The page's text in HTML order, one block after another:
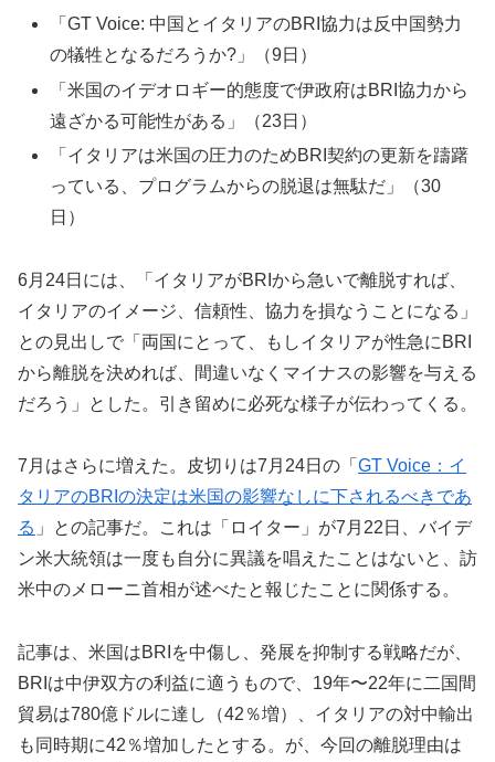
「GT Voice: 中国とイタリアのBRI協力は反中国勢力
の犠牲となるだろうか?」（9日）
「米国のイデオロギー的態度で伊政府はBRI協力から
遠ざかる可能性がある」（23日）
「イタリアは米国の圧力のためBRI契約の更新を躊躇
っている、プログラムからの脱退は無駄だ」（30
日）
6月24日には、「イタリアがBRIから急いで離脱すれば、
イタリアのイメージ、信頼性、協力を損なうことになる」
との見出しで「両国にとって、もしイタリアが性急にBRI
から離脱を決めれば、間違いなくマイナスの影響を与える
だろう」とした。引き留めに必死な様子が伝わってくる。
7月はさらに増えた。皮切りは7月24日の「 GT Voice：イ
タリアのBRIの決定は米国の影響なしに下されるべきであ
る 」との記事だ。これは「ロイター」が7月22日、バイデ
ン米大統領は一度も自分に異議を唱えたことはないと、訪
米中のメローニ首相が述べたと報じたことに関係する。
記事は、米国はBRIを中傷し、発展を抑制する戦略だが、
BRIは中伊双方の利益に適うもので、19年〜22年に二国間
貿易は780億ドルに達し（42％増）、イタリアの対中輸出
も同時期に42％増加したとする。が、今回の離脱理由は